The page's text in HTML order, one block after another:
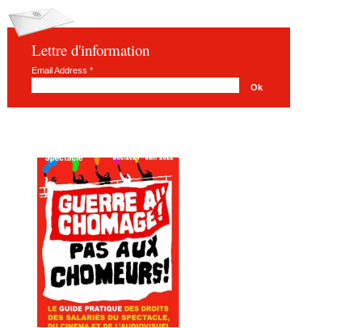
Lettre d'information
Email Address *